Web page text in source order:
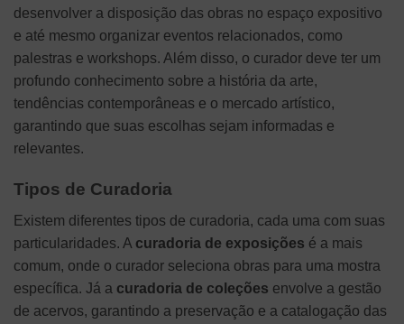
desenvolver a disposição das obras no espaço expositivo
e até mesmo organizar eventos relacionados, como
palestras e workshops. Além disso, o curador deve ter um
profundo conhecimento sobre a história da arte,
tendências contemporâneas e o mercado artístico,
garantindo que suas escolhas sejam informadas e
relevantes.
Tipos de Curadoria
Existem diferentes tipos de curadoria, cada uma com suas
particularidades. A curadoria de exposições é a mais
comum, onde o curador seleciona obras para uma mostra
específica. Já a curadoria de coleções envolve a gestão
de acervos, garantindo a preservação e a catalogação das